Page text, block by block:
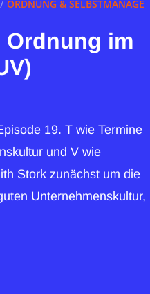
ORDNUNG & SELBSTMANAGE
Ordnung im
19. T wie Termine
und V wie
Stork zunächst um die
Unternehmenskultur,